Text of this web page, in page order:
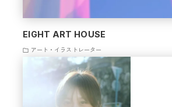
EIGHT ART HOUSE
アート・イラストレーター